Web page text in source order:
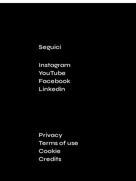
Seguici
Instagram
YouTube
Facebook
Linkedin
Privacy
Terms of use
Cookie
Credits